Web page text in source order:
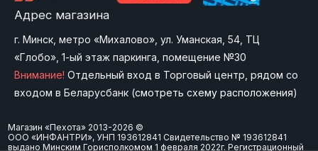
Адрес магазина
г. Минск, метро «Михалово», ул. Уманская, 54, ТЦ
«Глобо», 1-ый этаж паркинга, помещение №30
Внимание! Отдельный вход в Торговый центр, рядом со
входом в Беларусбанк (смотреть схему расположения)
Магазин «Пехота» 2013-2026 ©
ООО «ИНФАНТРИ», УНП 193612841 Свидетельство № 193612841
выдано Минским Горисполкомом 1 февраля 2022г. Регистрационный